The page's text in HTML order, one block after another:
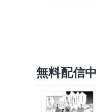
無料配信